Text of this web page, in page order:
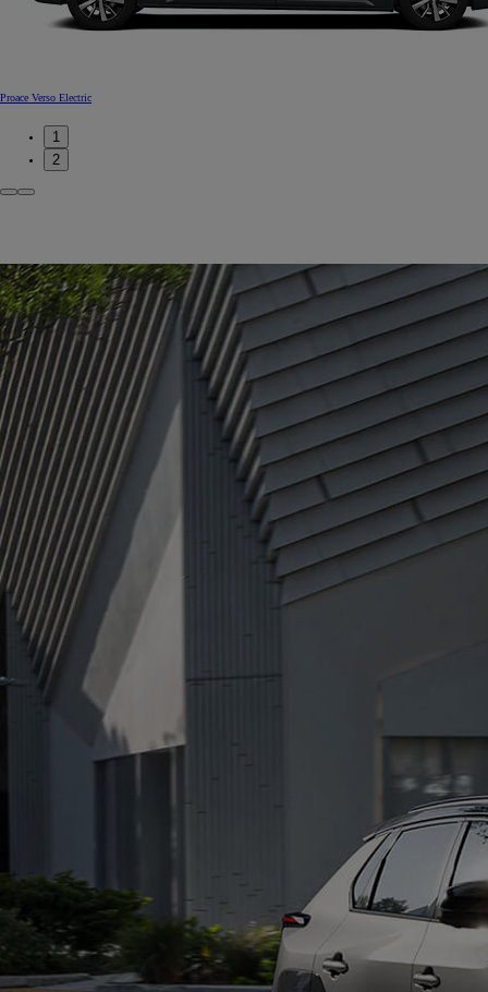
Proace Verso Electric
1
2